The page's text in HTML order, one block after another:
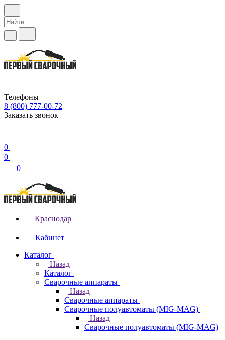
Телефоны
8 (800) 777-00-72
Заказать звонок
0
0
0
Краснодар
Кабинет
Каталог
Назад
Каталог
Сварочные аппараты
Назад
Сварочные аппараты
Сварочные полуавтоматы (MIG-MAG)
Назад
Сварочные полуавтоматы (MIG-MAG)